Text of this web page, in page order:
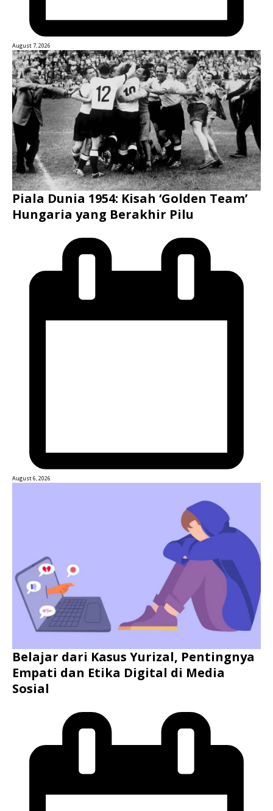
August 7, 2026
Piala Dunia 1954: Kisah ‘Golden Team’
Hungaria yang Berakhir Pilu
August 6, 2026
Belajar dari Kasus Yurizal, Pentingnya
Empati dan Etika Digital di Media
Sosial